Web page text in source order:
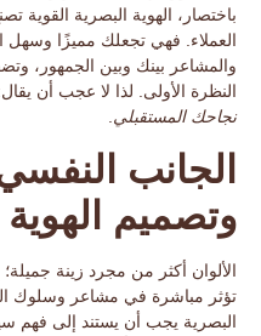
باختصار، الهوية البصرية القوية
العملاء. فهي تجعلك مميزًا وسهل
والمشاعر بينك وبين الجمهور،
النظرة الأولى. لذا لا عجب أن
نجاحك المستقبلي
الجانب
وتصميم الهوية
الألوان أكثر من مجرد زينة
البصرية يجب أن يستند إلى فهم